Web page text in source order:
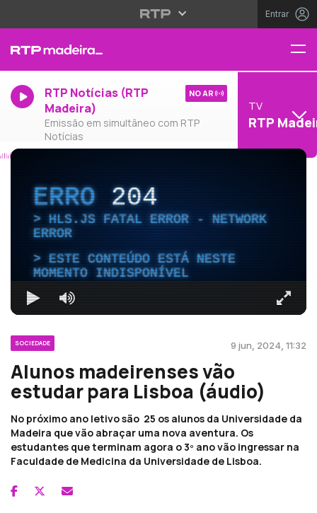
Entrar
RTP Notícias (RTP
Madeira)
Emissão em simultâneo com RTP
Notícias
NO AR
TV
RTP
ERRO204
HLS.JS FATAL ERROR - NETWORK
ERROR
ESTE CONTEÚDO ESTÁ NESTE
MOMENTO INDISPONÍVEL
SOCIEDADE 9 jun, 2024, 11:32
Alunos madeirenses vão
estudar para Lisboa (áudio)
No próximo ano letivo são 25 os alunos da Universidade da
Madeira que vão abraçar uma nova aventura. Os
estudantes que terminam agora o 3º ano vão ingressar na
Faculdade de Medicina da Universidade de Lisboa.